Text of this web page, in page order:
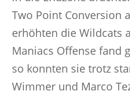
Two Point Conversion
erhöhten die Wildcats
Maniacs Offense fand
so konnten sie trotz
Wimmer und Marco